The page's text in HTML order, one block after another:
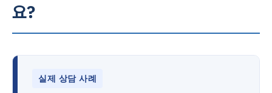
요?
실제 상담 사례